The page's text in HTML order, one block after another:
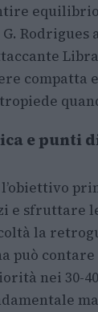
G.
compatta
e punti
e sfruttare
la
può
nei 30-